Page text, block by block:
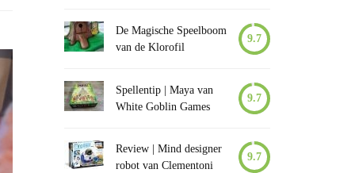
De Magische Speelboom
van de Klorofil
9.7
Spellentip | Maya van
White Goblin Games
9.7
Review | Mind designer
robot van Clementoni
9.7